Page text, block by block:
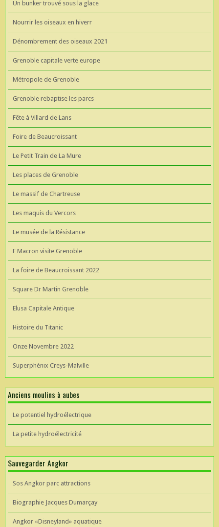
Un bunker trouvé sous la glace
Nourrir les oiseaux en hiverr
Dénombrement des oiseaux 2021
Grenoble capitale verte europe
Métropole de Grenoble
Grenoble rebaptise les parcs
Fête à Villard de Lans
Foire de Beaucroissant
Le Petit Train de La Mure
Les places de Grenoble
Le massif de Chartreuse
Les maquis du Vercors
Le musée de la Résistance
E Macron visite Grenoble
La foire de Beaucroissant 2022
Square Dr Martin Grenoble
Elusa Capitale Antique
Histoire du Titanic
Onze Novembre 2022
Superphénix Creys-Malville
Anciens moulins à aubes
Le potentiel hydroélectrique
La petite hydroélectricité
Sauvegarder Angkor
Sos Angkor parc attractions
Biographie Jacques Dumarçay
Angkor «Disneyland» aquatique